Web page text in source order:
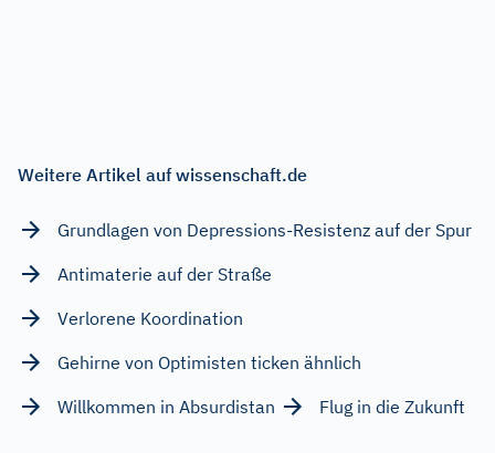
Weitere Artikel auf wissenschaft.de
Grundlagen von Depressions-Resistenz auf der Spur
Antimaterie auf der Straße
Verlorene Koordination
Gehirne von Optimisten ticken ähnlich
Willkommen in Absurdistan
Flug in die Zukunft